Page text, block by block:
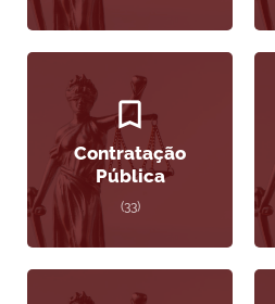
Contratação
Pública
(33)